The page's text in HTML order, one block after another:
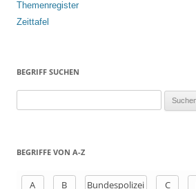
Themenregister
Zeittafel
BEGRIFF SUCHEN
h
BEGRIFFE VON A-Z
A B Bundespolizei C